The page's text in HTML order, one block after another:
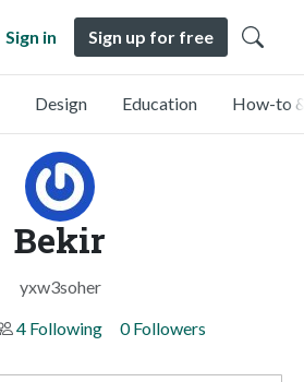
Sign in Sign up for free
Design Education How-to
Bekir
yxw3soher
4 Following 0 Followers